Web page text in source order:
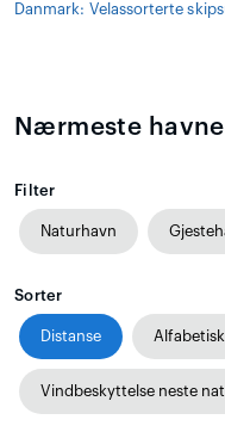
Danmark: Velassorterte
Nærmeste
Filter
Naturhavn
Sorter
Distanse Alfabetisk
Vindbeskyttelse neste